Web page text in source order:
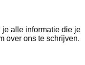
alle informatie die je
over ons te schrijven.